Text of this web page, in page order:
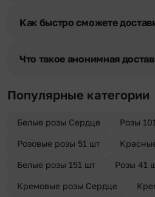
разрешения получателя, после чего
Как быстро сможете
отрезка. Хотите получить цветы
Что такое анонимная
«Анонимная доставка». Мы
Популярные категории
Белые розы Сердце Розы
Розовые розы 51 шт
Белые розы 151 шт Розы 41
Кремовые розы Сердце